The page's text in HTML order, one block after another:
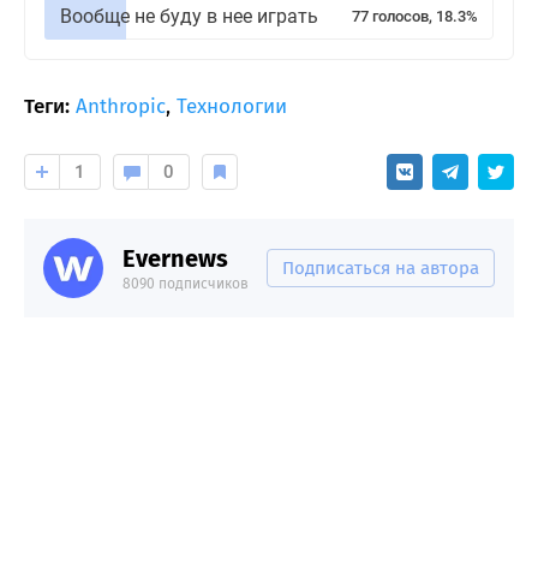
Вообще не буду в нее играть 77 голосов, 18.3%
Теги: Anthropic, Технологии
1 0
Evernews
8090 подписчиков
Подписаться на автора